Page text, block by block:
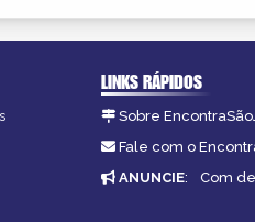
LINKS RÁPIDOS
Sobre
Fale com o
ANUNCIE: Com